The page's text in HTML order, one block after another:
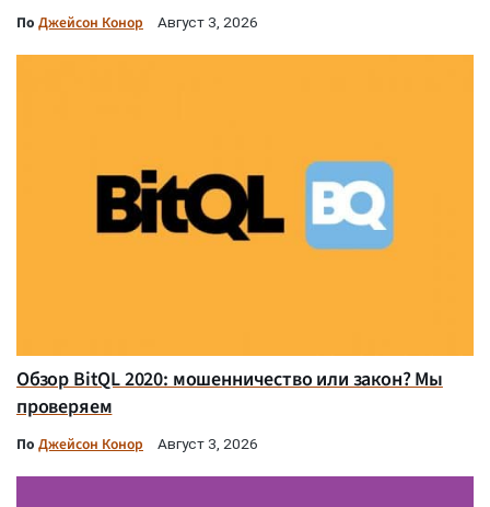
По Джейсон Конор Август 3, 2026
Обзор BitQL 2020: мошенничество или закон? Мы
проверяем
По Джейсон Конор Август 3, 2026